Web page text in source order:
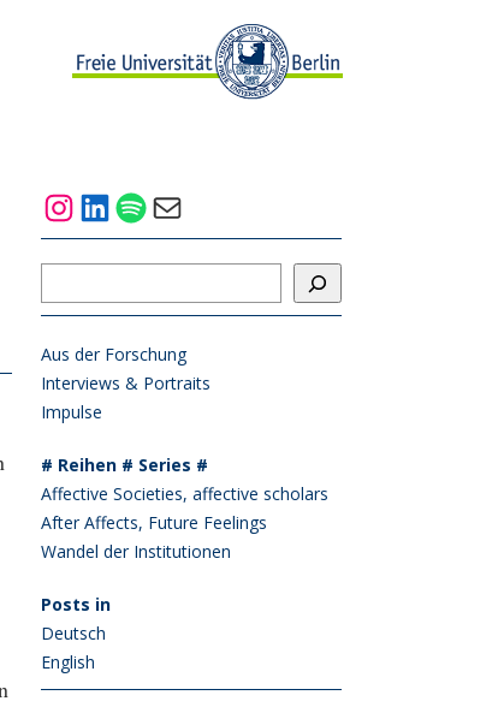
Instagram
LinkedIn
Spotify
Mail
Aus der Forschung
Interviews & Portraits
Impulse
# Reihen # Series #
Affective Societies, affective scholars
After Affects, Future Feelings
Wandel der Institutionen
Posts in
Deutsch
English